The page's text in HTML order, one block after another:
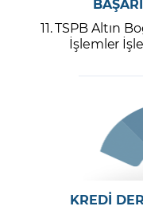
11. TSPB Altın
İşlemler
KREDİ